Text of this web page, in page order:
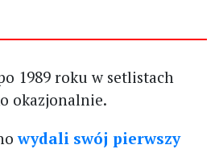
1989 roku w setlistach
okazjonalnie.
wydali swój pierwszy